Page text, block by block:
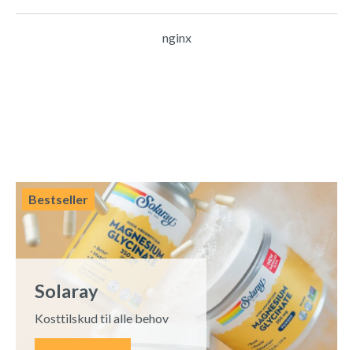
nginx
Bestseller
Solaray
Kosttilskud til alle behov